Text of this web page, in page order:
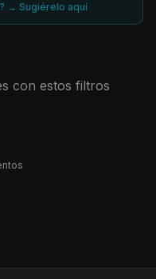
→ Sugiérelo aquí
con estos filtros
s